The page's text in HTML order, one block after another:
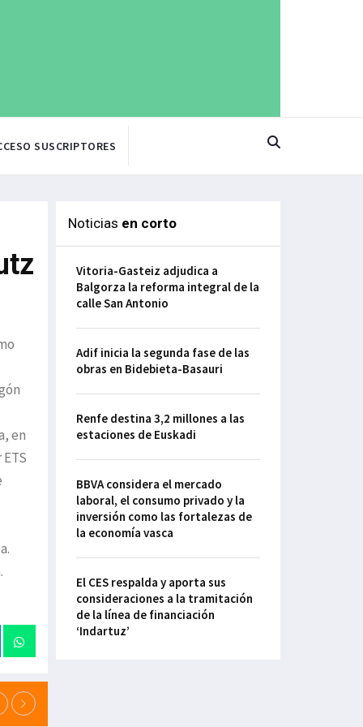
SUSCRIPTORES
en
Noticias en corto
Vitoria-Gasteiz adjudica a
Balgorza la reforma integral de la
calle San Antonio
Adif inicia la segunda fase de las
obras en Bidebieta-Basauri
Renfe destina 3,2 millones a las
estaciones de Euskadi
BBVA considera el mercado
laboral, el consumo privado y la
inversión como las fortalezas de
la economía vasca
El CES respalda y aporta sus
consideraciones a la tramitación
de la línea de financiación
‘Indartuz’